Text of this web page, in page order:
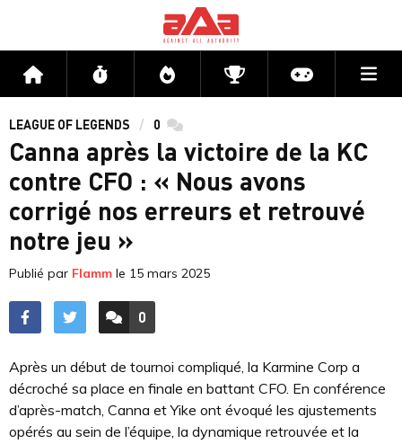
Accueil Flux Directs CompétitionsActu jeux
LEAGUE OF LEGENDS 0 commentaires
Canna après la victoire de la KC
contre CFO : « Nous avons
corrigé nos erreurs et retrouvé
notre jeu »
Publié par Flamm le 15 mars 2025
ACCÉDER AUX
0
COMMENTAIRES
Après un début de tournoi compliqué, la Karmine Corp a
décroché sa place en finale en battant CFO. En conférence
d’après-match, Canna et Yike ont évoqué les ajustements
opérés au sein de l’équipe, la dynamique retrouvée et la